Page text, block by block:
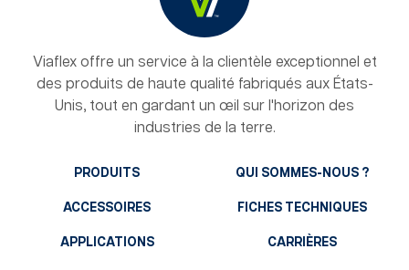
Viaflex offre un service à la clientèle exceptionnel et
des produits de haute qualité fabriqués aux États-
Unis, tout en gardant un œil sur l'horizon des
industries de la terre.
PRODUITS
ACCESSOIRES
APPLICATIONS
QUI SOMMES-NOUS ?
FICHES TECHNIQUES
CARRIÈRES